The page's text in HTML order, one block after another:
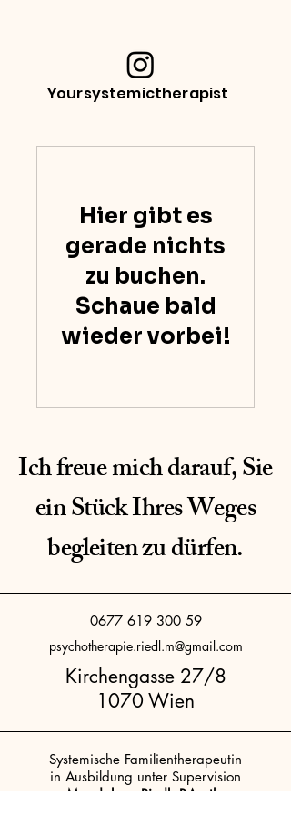
Yoursystemictherapist
Hier gibt es
gerade nichts
zu buchen.
Schaue bald
wieder vorbei!
Ich freue mich darauf, Sie
ein Stück Ihres Weges
begleiten zu dürfen.
0677 619 300 59
psychotherapie.riedl.m@gmail.com
Kirchengasse 27/8
1070 Wien
Systemische Familientherapeutin
in Ausbildung unter Supervision
Magdalena Riedl, BA.pth.